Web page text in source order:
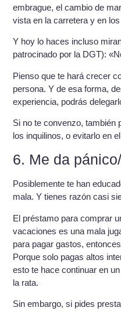
embrague, el cambio de
vista en la carretera y en
Y hoy lo haces incluso
patrocinado por la DGT):
Pienso que te hará crecer
persona. Y de esa forma,
experiencia, podrás
Si no te convenzo, también
los inquilinos, o evitarlo en
6. Me da
Posiblemente te han
mala. Y tienes razón casi
El préstamo para comprar
vacaciones es una mala
para pagar gastos,
Porque solo pagas altos
esto te hace continuar en
la rata.
Sin embargo, si pides